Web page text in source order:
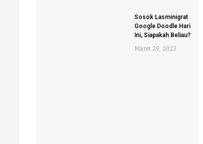
Sosok Lasminigrat
Google Doodle Hari
Ini, Siapakah Beliau?
Maret 29, 2023